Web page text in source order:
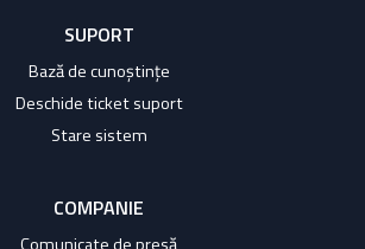
SUPORT
Bază de cunoștințe
Deschide ticket suport
Stare sistem
COMPANIE